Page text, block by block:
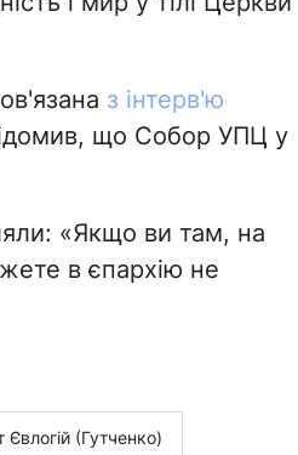
з інтерв'ю
що Собор УПЦ у
«Якщо ви там, на
в єпархію не
Євлогій (Гутченко)